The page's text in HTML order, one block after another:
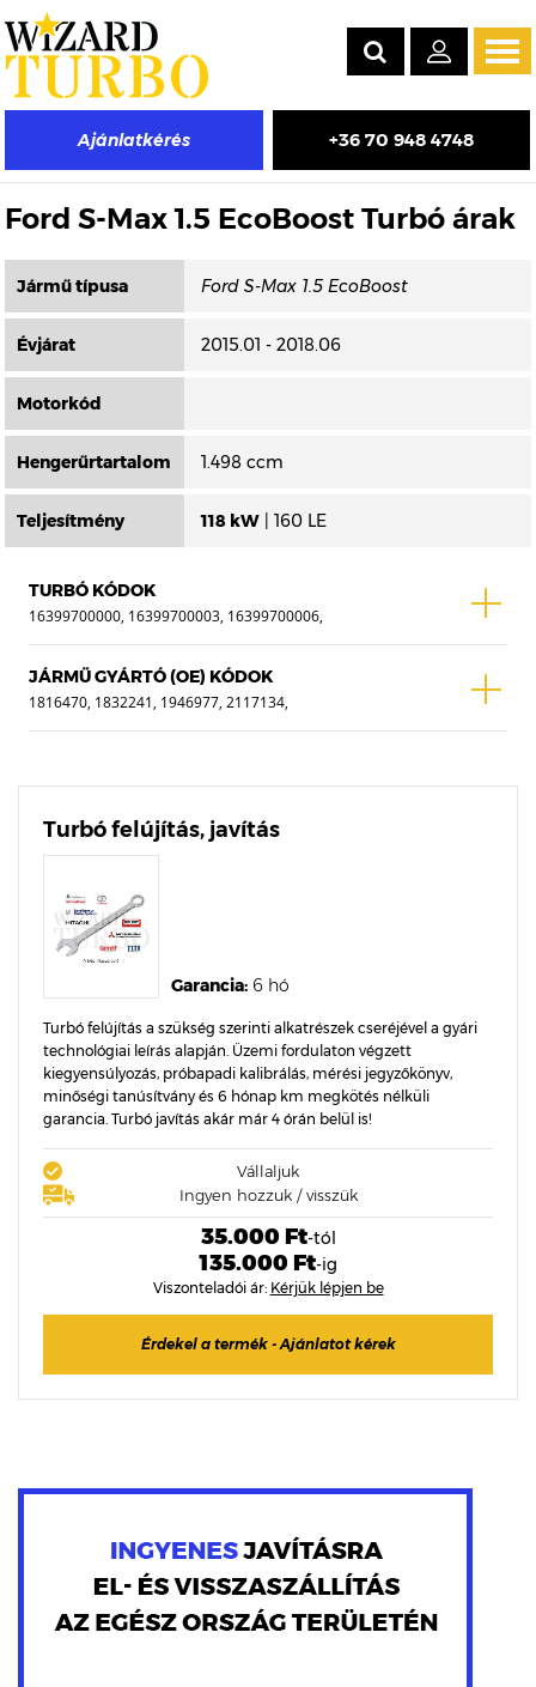
Ajánlatkérés +36 70 948 4748
Másik típus választása
Ford S-Max 1.5 EcoBoost Turbó árak
Jármű típusa
Évjárat 2015.01 - 2018.06
Motorkód
Hengerűrtartalom 1.498 ccm
Teljesítmény 118 kW | 160 LE
TURBÓ KÓDOK
16399700000, 16399700003, 16399700006,
16399700020, 16399700038, 1639-0000,
1639-0001, 1639-0003, 1639-0006, 1639-
0020, 1639-0038, 16399500001,
JÁRMŰ GYÁRTÓ (OE) KÓDOK
1816470, 1832241, 1946977, 2117134,
2275932, 2434631, DS7G6K682CA,
DS7Z6K682A, DS7Z6K682B, F1FG6K682AA,
Turbó felújítás, javítás
Garancia: 6 hó
Turbó felújítás a szükség szerinti alkatrészek cseréjével a gyári
technológiai leírás alapján. Üzemi fordulaton végzett
kiegyensúlyozás, próbapadi kalibrálás, mérési jegyzőkönyv,
minőségi tanúsítvány és 6 hónap km megkötés nélküli
garancia. Turbó javítás akár már 4 órán belül is!
Vállaljuk
Ingyen hozzuk / visszük
35.000 Ft-tól
135.000 Ft-ig
Viszonteladói ár: Kérjük lépjen be
Érdekel a termék - Ajánlatot kérek